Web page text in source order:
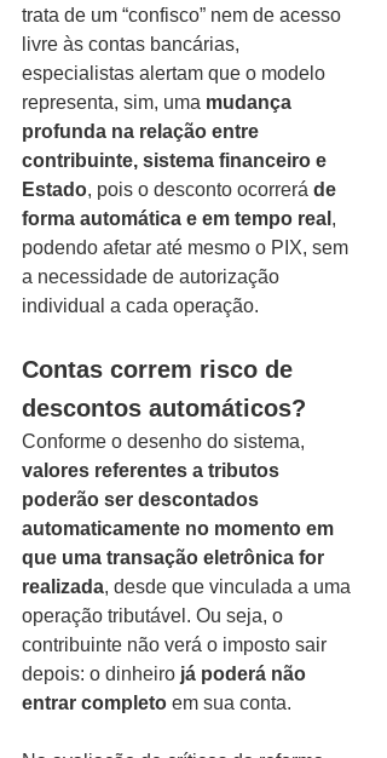
trata de um “confisco” nem de acesso
livre às contas bancárias,
especialistas alertam que o modelo
representa, sim, uma mudança
profunda na relação entre
contribuinte, sistema financeiro e
Estado, pois o desconto ocorrerá de
forma automática e em tempo real ,
podendo afetar até mesmo o PIX, sem
a necessidade de autorização
individual a cada operação.
Contas correm risco de
descontos automáticos?
Conforme o desenho do sistema,
valores referentes a tributos
poderão ser descontados
automaticamente no momento em
que uma transação eletrônica for
realizada, desde que vinculada a uma
operação tributável. Ou seja, o
contribuinte não verá o imposto sair
depois: o dinheiro já poderá não
entrar completo em sua conta.